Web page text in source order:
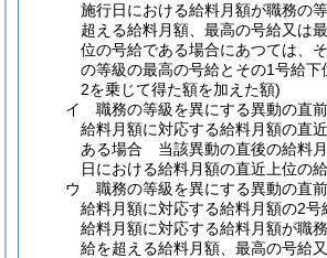
施行日における給料月額が職務の
超える給料月額、最高の号給又は
位の号給である場合にあつては、
の等級の最高の号給とその1号給下
2を乗じて得た額を加えた額)
イ
職務の等級を異にする異動の直
給料月額に対応する給料月額の直
ある場合 当該異動の直後の給料
日における給料月額の直近上位の
ウ
職務の等級を異にする異動の直
給料月額に対応する給料月額の2号
給料月額に対応する給料月額が職
給を超える給料月額、最高の号給